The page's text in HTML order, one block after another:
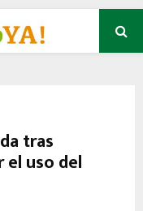
tras
uso del